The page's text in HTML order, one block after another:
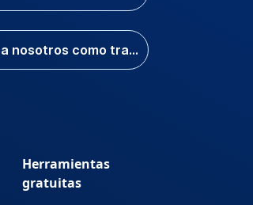
Únete a nosotros como traductor
Herramientas
gratuitas